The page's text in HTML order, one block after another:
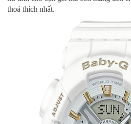
thoả thích nhất.